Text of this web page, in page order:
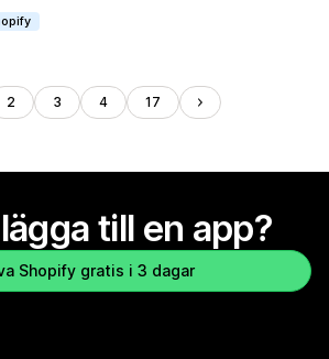
2 3 4 17
till en app?
Shopify gratis i 3 dagar